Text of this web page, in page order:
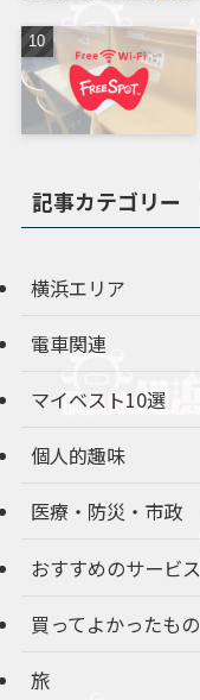
記事カテゴリー
横浜エリア
電車関連
マイベスト10選
個人的趣味
医療・防災・市政
おすすめのサービス
買ってよかったもの
旅